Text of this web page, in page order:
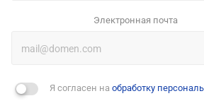
Электронная почта
Я согласен на обработку